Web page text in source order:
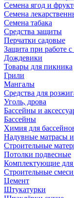
Семена ягод и
Семена
Семена табака
Средства защиты
Перчатки садовые
Защита при работе
Дождевики
Товары для пикника
Грили
Мангалы
Средства для
Уголь, дрова
Бассейны и
Бассейны
Химия для
Надувные матрасы
Строительные
Потолки подвесные
Комплектующие для
Строительные
Цемент
Штукатурки